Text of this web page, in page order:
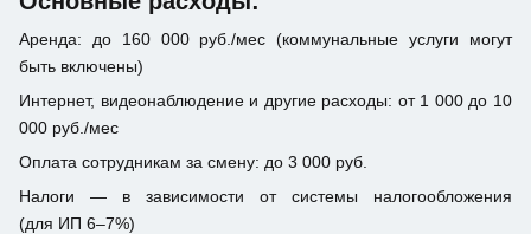
Аренда: до 160 000 руб./мес (коммунальные услуги могут
быть включены)
Интернет, видеонаблюдение и другие расходы: от 1 000 до 10
000 руб./мес
Оплата сотрудникам за смену: до 3 000 руб.
Налоги — в зависимости от системы налогообложения
(для ИП 6–7%)